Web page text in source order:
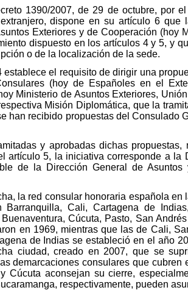
1390/2007, de 29 de octubre, por
dispone en su artículo 6 que
Exteriores y de Cooperación (hoy
dispuesto en los artículos 4 y 5, y
o de la localización de la sede.
establece el requisito de dirigir una
(hoy de Españoles en el
Ministerio de Asuntos Exteriores,
Misión Diplomática, que la
han recibido propuestas del Consulado
y aprobadas dichas
artículo 5, la iniciativa corresponde a
de la Dirección General de
la red consular honoraria española
Barranquilla, Cali, Cartagena de
Buenaventura, Cúcuta, Pasto, San
en 1969, mientras que las de Cali,
de Indias se estableció en el año
ciudad, creado en 2007, que se
demarcaciones consulares que
Cúcuta aconsejan su cierre,
respectivamente, pueden